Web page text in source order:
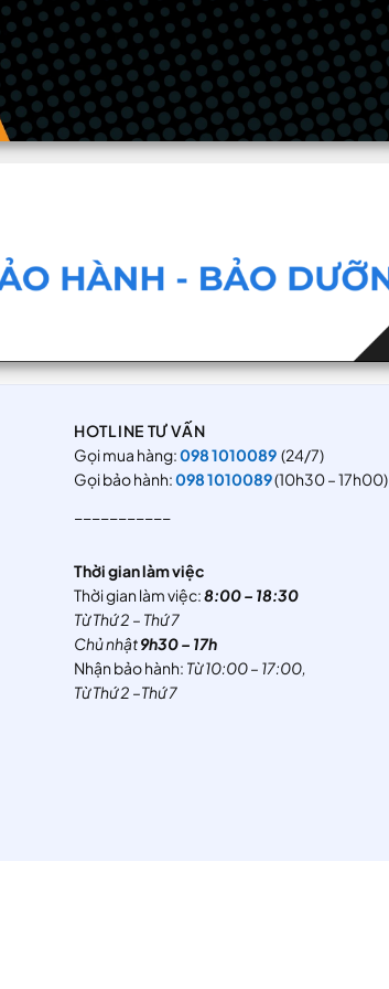
HOTLINE TƯ VẤN
Gọi mua hàng:098 1010089 (24/7)
Gọi bảo hành:098 1010089(10h30 – 17h00)
Thời gian làm việc
Thời gian làm việc:8:00 – 18:30
Từ Thứ 2 – Thứ 7
Chủ nhật9h30 – 17h
Nhận bảo hành: Từ 10:00 – 17:00,
Từ Thứ 2 –Thứ 7